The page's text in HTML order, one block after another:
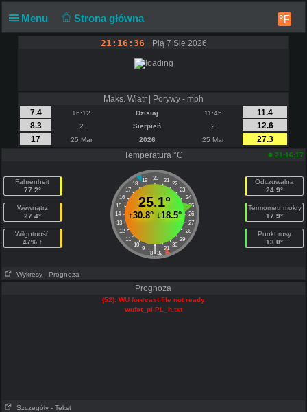
Menu Strona główna °F
21:16:36 Pią 7 Sie 2026
Maks. Wiatr | Porywy - mph
7.4
16:12 Dzisiaj 11:45
11.4
8.3
2 Sierpień 2
12.6
17
25 Mar 2026 25 Mar
27.3
Temperatura °C
21:16:17
Fahrenheit
77.2°
Wewnątrz
27.4°
Wilgotność
47% ↑
20
19 21
18
22
17
23
16
24
15
25
14
26
13
27
12
28
11
29
10
30
9 31
|
8 32
25.1°
↑30.8°↓18.5°
Odczuwalna
24.9°
Termometr mokry
17.9°
Punkt rosy
13.0°
Wykresy - Prognoza
Prognoza
(52): WU forecast file not ready
wufct_pl-PL_h.txt
Szczegóły - Tekst